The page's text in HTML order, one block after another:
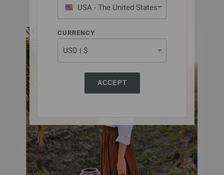
USA - The United States
of America
CURRENCY
ACCEPT